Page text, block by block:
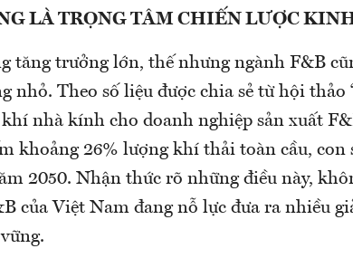
LÀ TRỌNG TÂM CHIẾN LƯỢC
tăng trưởng lớn, thế nhưng ngành F&B
nhỏ. Theo số liệu được chia sẻ từ hội thảo
nhà kính cho doanh nghiệp sản xuất
khoảng 26% lượng khí thải toàn cầu, con
2050. Nhận thức rõ những điều này,
của Việt Nam đang nỗ lực đưa ra nhiều